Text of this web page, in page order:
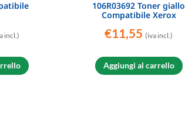
incl.)
106R03692 Toner giallo
Compatibile Xerox
€11,55 (iva incl.)
Aggiungi al carrello